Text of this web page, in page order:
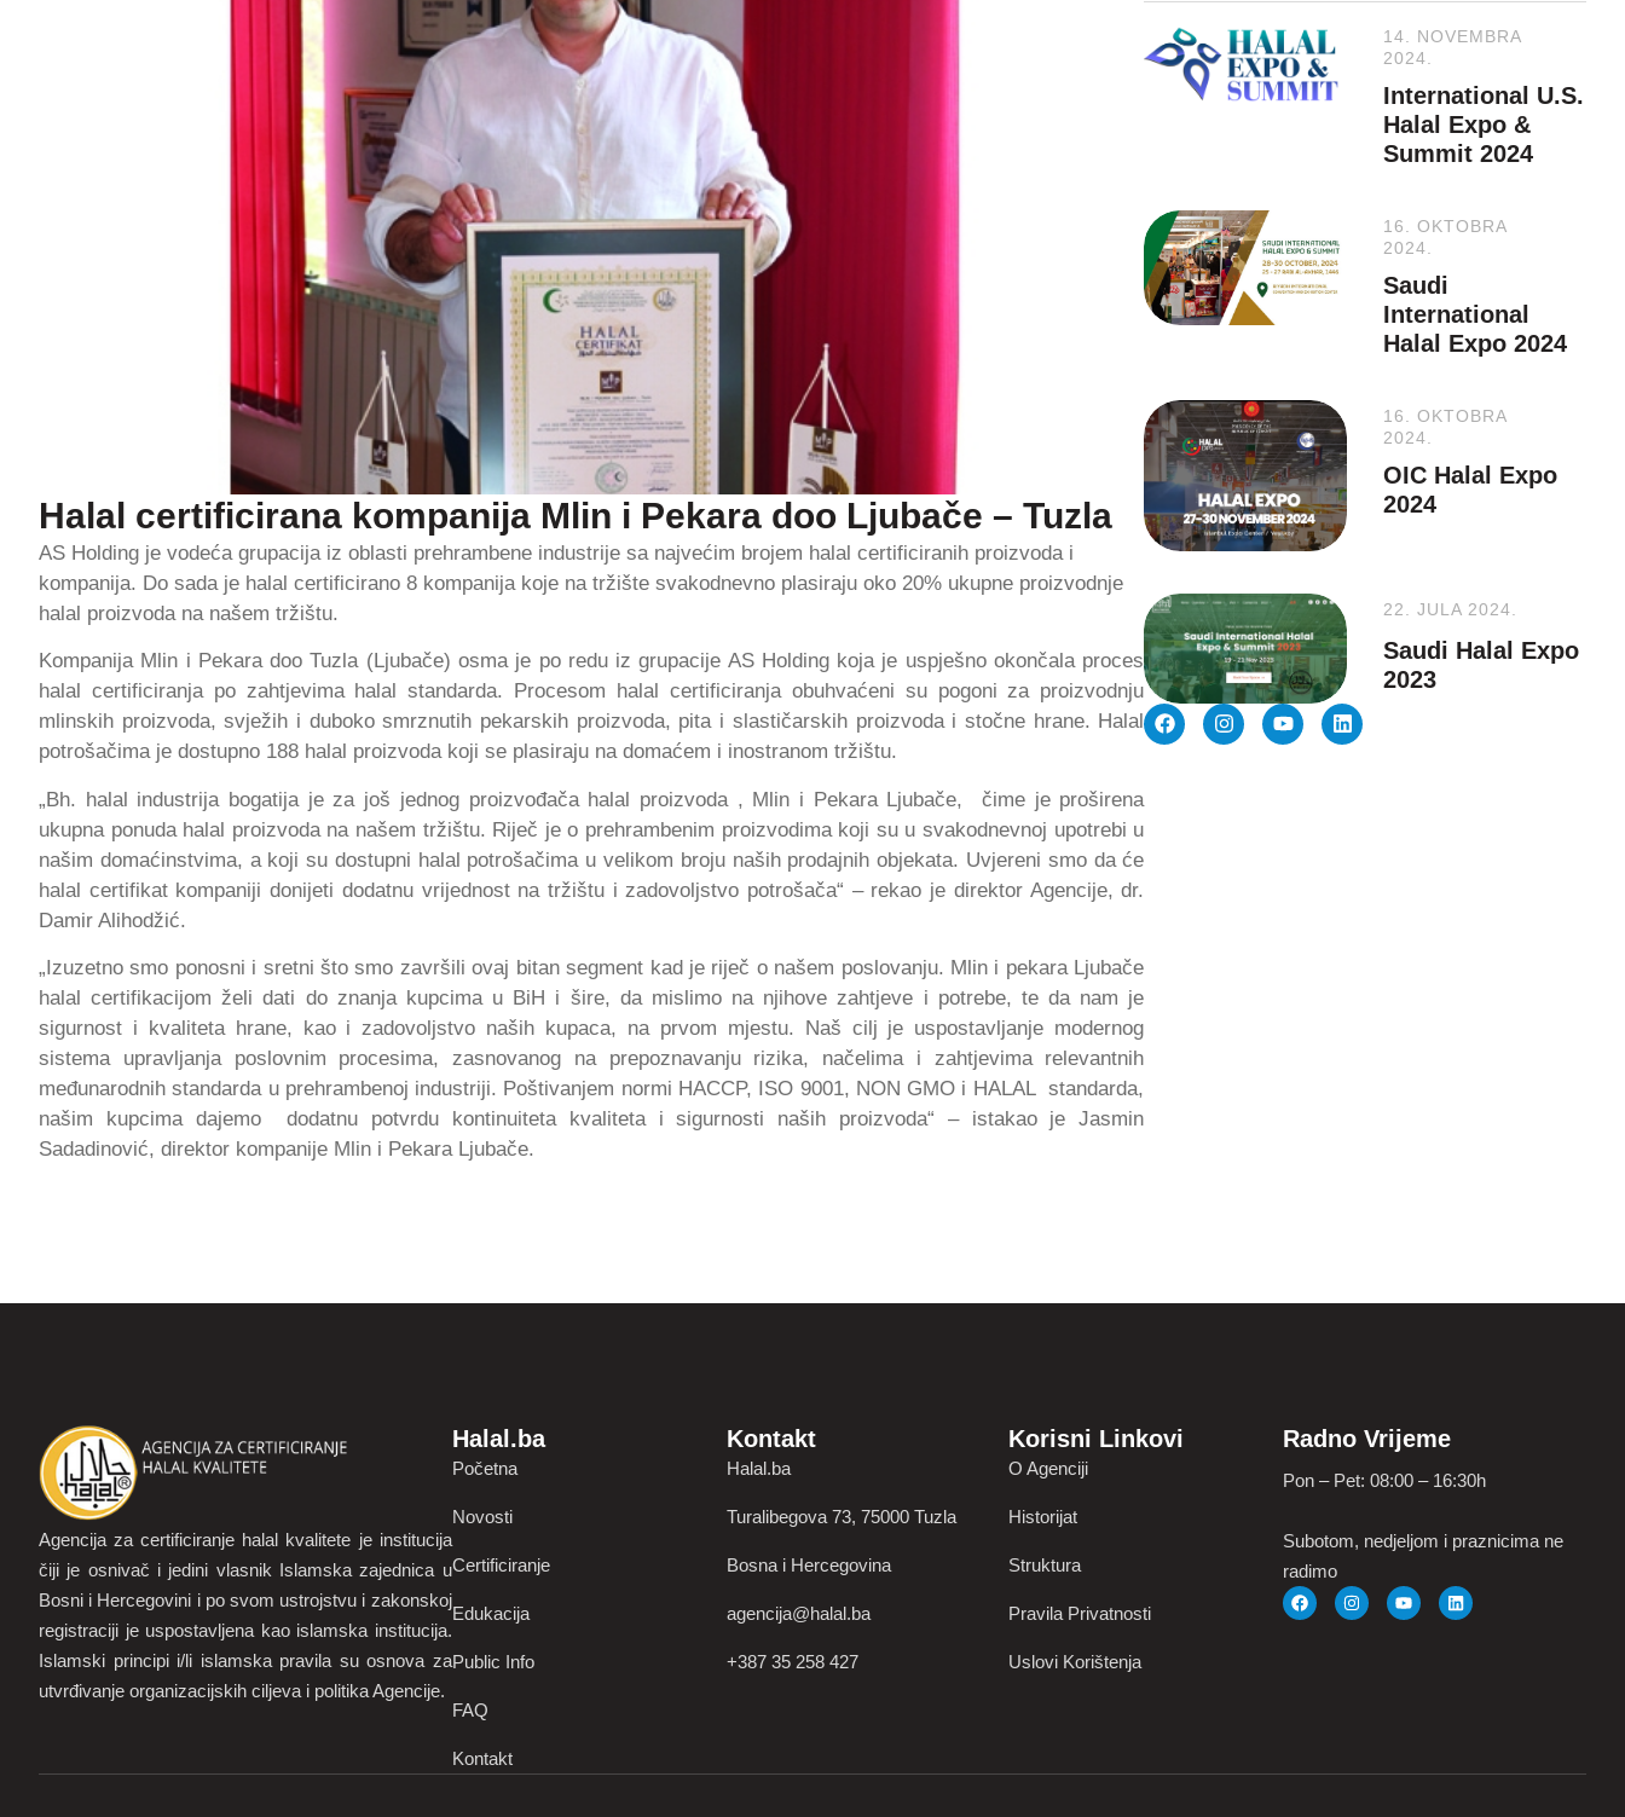
Halal certificirana kompanija Mlin i Pekara doo Ljubače – Tuzla
AS Holding je vodeća grupacija iz oblasti prehrambene industrije sa najvećim brojem halal certificiranih proizvoda i
kompanija. Do sada je halal certificirano 8 kompanija koje na tržište svakodnevno plasiraju oko 20% ukupne proizvodnje
halal proizvoda na našem tržištu.
Kompanija Mlin i Pekara doo Tuzla (Ljubače) osma je po redu iz grupacije AS Holding koja je uspješno okončala proces
halal certificiranja po zahtjevima halal standarda. Procesom halal certificiranja obuhvaćeni su pogoni za proizvodnju
mlinskih proizvoda, svježih i duboko smrznutih pekarskih proizvoda, pita i slastičarskih proizvoda i stočne hrane. Halal
potrošačima je dostupno 188 halal proizvoda koji se plasiraju na domaćem i inostranom tržištu.
„Bh. halal industrija bogatija je za još jednog proizvođača halal proizvoda , Mlin i Pekara Ljubače, čime je proširena
ukupna ponuda halal proizvoda na našem tržištu. Riječ je o prehrambenim proizvodima koji su u svakodnevnoj upotrebi u
našim domaćinstvima, a koji su dostupni halal potrošačima u velikom broju naših prodajnih objekata. Uvjereni smo da će
halal certifikat kompaniji donijeti dodatnu vrijednost na tržištu i zadovoljstvo potrošača“ – rekao je direktor Agencije, dr.
Damir Alihodžić.
„Izuzetno smo ponosni i sretni što smo završili ovaj bitan segment kad je riječ o našem poslovanju. Mlin i pekara Ljubače
halal certifikacijom želi dati do znanja kupcima u BiH i šire, da mislimo na njihove zahtjeve i potrebe, te da nam je
sigurnost i kvaliteta hrane, kao i zadovoljstvo naših kupaca, na prvom mjestu. Naš cilj je uspostavljanje modernog
sistema upravljanja poslovnim procesima, zasnovanog na prepoznavanju rizika, načelima i zahtjevima relevantnih
međunarodnih standarda u prehrambenoj industriji. Poštivanjem normi HACCP, ISO 9001, NON GMO i HALAL standarda,
našim kupcima dajemo dodatnu potvrdu kontinuiteta kvaliteta i sigurnosti naših proizvoda“ – istakao je Jasmin
Sadadinović, direktor kompanije Mlin i Pekara Ljubače.
14. NOVEMBRA
2024.
International U.S.
Halal Expo &
Summit 2024
16. OKTOBRA
2024.
Saudi
International
Halal Expo 2024
16. OKTOBRA
2024.
OIC Halal Expo
2024
22. JULA 2024.
Saudi Halal Expo
2023
Agencija za certificiranje halal kvalitete je institucija
čiji je osnivač i jedini vlasnik Islamska zajednica u
Bosni i Hercegovini i po svom ustrojstvu i zakonskoj
registraciji je uspostavljena kao islamska institucija.
Islamski principi i/li islamska pravila su osnova za
utvrđivanje organizacijskih ciljeva i politika Agencije.
Halal.ba
Početna
Novosti
Certificiranje
Edukacija
Public Info
FAQ
Kontakt
Kontakt
Halal.ba
Turalibegova 73, 75000 Tuzla
Bosna i Hercegovina
agencija@halal.ba
+387 35 258 427
Korisni Linkovi
O Agenciji
Historijat
Struktura
Pravila Privatnosti
Uslovi Korištenja
Radno Vrijeme
Pon – Pet: 08:00 – 16:30h
Subotom, nedjeljom i praznicima ne
radimo